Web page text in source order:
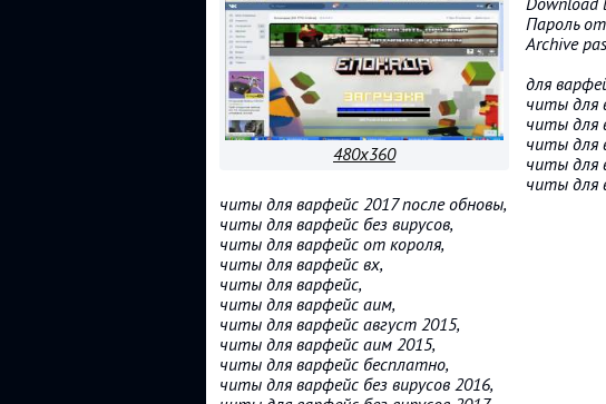
480x360
Download
Пароль
Archive
для
читы для
читы для
читы для
читы для
читы для
читы для варфейс 2017 после обновы,
читы для варфейс без вирусов,
читы для варфейс от короля,
читы для варфейс вх,
читы для варфейс,
читы для варфейс аим,
читы для варфейс август 2015,
читы для варфейс аим 2015,
читы для варфейс бесплатно,
читы для варфейс без вирусов 2016,